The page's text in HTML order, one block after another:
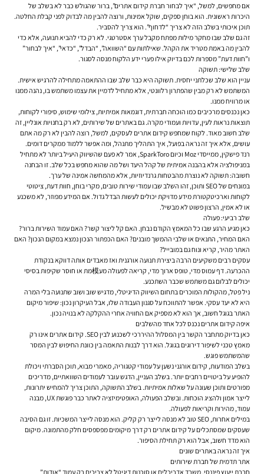
אם מחפשים, למשל, “איך לבחור חברת קידום אתרים”, ברור שהגולש כבר לא בשלב של
היכרות ראשונית. הוא בוחן ספקים, שוקל אמינות, ורוצה להבין מה לבדוק לפני קבלת החלטה.
תוכן איכותי בשלב הזה לא צריך “לדחוף”. הוא צריך להסביר.
זה גם שלב שבו מחקר מילות מפתח מקבל ערך אסטרטגי. לא רק כדי להביא תנועה, אלא כדי
להבין מה באמת מטריד את הקהל. שאילתות עם “השוואה”, “הבדל”, “כדאי”, “איך לבחור”
ו”חוות דעת” מספרות לכם בדיוק אילו פערי ידע הלקוח מנסה לסגור.
שלב שלישי: תשוקה
עניין הוא שלב שכלתני יחסית. תשוקה היא כבר שלב שבו ההתאמה מתחילה להרגיש אישית.
המשתמש לא רק מבין שהפתרון רלוונטי, אלא מתחיל לדמיין את עצמו משתמש בו, נהנה ממנו
או מרוויח ממנו.
כאן נכנסים מרכיבים כמו הוכחה חברתית, דוגמאות אמיתיות, צילומי שימוש, סיפורי לקוחות,
תוצאות נראות לעין, עדויות ועמודי מקרה. גם באתרים של שירותים, לא רק בחנויות אונליין, זה
שלב חשוב מאוד. לקוח שמחפש קידום אתרים לעסקים, למשל, רוצה להבין לא רק מה אתם
עושים, אלא איך זה נראה בפועל, איך התהליך מתנהל, ומה אפשר ללמוד ממקרים דומים.
רנד פישקין, ממייסדי Moz וכיום SparkToro, אמר לא פעם שהשיווק היעיל ביותר לא מתחיל
במניפולציה אלא בהבנה אמיתית של קהל היעד ושל מה שהוא מחפש בכל שלב. זו הבחנה
חשובה: תשוקה לא נוצרת מהבטחות גרנדיוזיות, אלא מהמחשה אמינה של ערך.
במונחים של SEO ותוכן, זהו השלב שבו עמודי שירות טובים, מקרי בוחן, חוות דעת, ציטוטי
לקוחות וארכיטקטורת מידע מדויקת יכולים לעשות הבדל גדול. אם המידע מפוזר, לא משכנע
או לא אמין, הרצון פשוט לא מבשיל.
שלב רביעי: פעולה
כאן מגיע הרגע שבו כל המאמץ הקודם נבחן. האם קל ליצור קשר? האם עמוד השירות ברור?
האם המחיר, התנאים או שלבי ההמשך מובנים? האם הכפתור הנכון נמצא במקום הנכון? האם
האתר מהיר, קריא ונוח גם במובייל?
עסקים רבים משקיעים הרבה ביצירת תנועה אורגנית ואז מאבדים אותה דווקא בנקודת
ההכרעה. דף עמוס מדי, טופס ארוך מדי, קריאה לפעולה מע模מת או חוסר שקיפות בסיסי
יכולים לבלום גם משתמש שכבר השתכנע.
ניל פטל, מהקולות המוכרים בתחום השיווק הדיגיטלי, מדגיש שוב ושוב שתנועה בלי המרה
היא לא יעד עסקי. אפשר להתווכח על סגנון העבודה שלו, אבל העיקרון נכון: שיפור מיקום
האתר בגוגל חשוב, אך הוא לא מספיק אם החוויה אחרי ההקלקה לא בנויה נכון.
איפה קידום אתרים נכנס לכל אחד מהשלבים
כאן בדיוק מתחבר הקשר בין המסלול ההיררכי לשכנוע לבין SEO. קידום אתרים אינו רק
מאמץ טכני לשיפור דירוגים בגוגל. הוא דרך לבנות התאמה בין כוונת החיפוש לבין המסר
שהמשתמש פוגש.
בשלב המודעות, קידום אורגני נשען על עמודי קטגוריה, מאמרי מבוא, תוכן הסברתי ויכולת
להופיע על ביטויים רחבים יותר. בשלב העניין, הדגש עובר לעמודים השוואתיים, מדריכים
מפורטים ותוכן שעונה על שאלות אמיתיות. בשלב התשוקה, התוכן צריך להמחיש יתרונות,
לייצר אמון ולהציג הוכחות. ובשלב הפעולה, האופטימיזציה לאתר כבר פוגשת UX, מבנה
עמוד, מהירות וקריאות לפעולה.
במילים אחרות, SEO טוב לא מנסה לייצר רק קליק. הוא מנסה לייצר המשכיות. זו גם הסיבה
שעסקים שמסתכלים על קידום אתרים רק דרך מיקומים מפספסים חלק מהתמונה. מיקום
הוא מדד חשוב, אבל הוא רק תחילת הסיפור.
איך זה נראה באתרים שונים
אתר תדמית של חברת שירותים
חברת ייעוץ פיננסי, משרד אדריכלים או סוכנות דיגיטל לא צריכים רק עמוד “אודות”